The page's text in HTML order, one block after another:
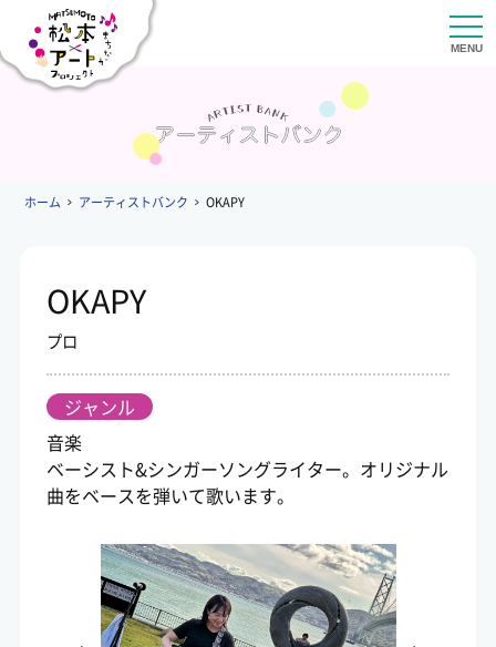
ホーム アーティストバンク OKAPY
OKAPY
プロ
ジャンル
音楽
ベーシスト&シンガーソングライター。オリジナル
曲をベースを弾いて歌います。